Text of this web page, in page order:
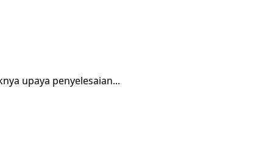
upaya penyelesaian...